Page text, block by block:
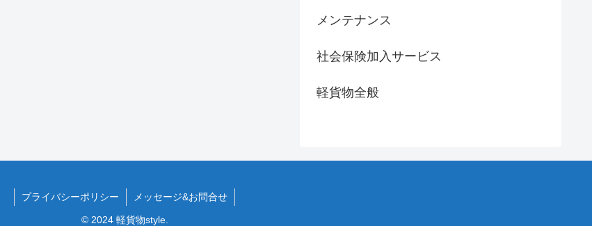
メンテナンス
社会保険加入サービス
軽貨物全般
プライバシーポリシー メッセージ&お問合せ
© 2024 軽貨物style.